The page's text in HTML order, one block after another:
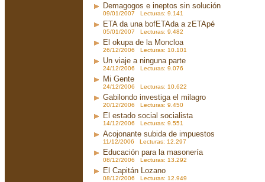
Demagogos e ineptos sin solución
09/01/2007 Lecturas: 9.141
ETA da una bofETAda a zETApé
05/01/2007 Lecturas: 9.482
El okupa de la Moncloa
26/12/2006 Lecturas: 10.101
Un viaje a ninguna parte
24/12/2006 Lecturas: 9.076
Mi Gente
24/12/2006 Lecturas: 10.622
Gabilondo investiga el milagro
20/12/2006 Lecturas: 9.450
El estado social socialista
14/12/2006 Lecturas: 9.551
Acojonante subida de impuestos
11/12/2006 Lecturas: 12.297
Educación para la masonería
08/12/2006 Lecturas: 13.292
El Capitán Lozano
08/12/2006 Lecturas: 12.949